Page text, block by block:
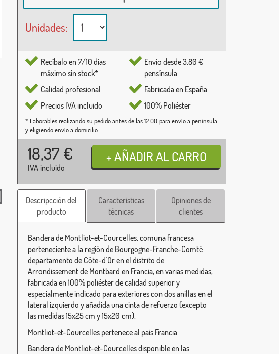
Unidades:
Recíbalo en 7/10 días
máximo sin stock*
Calidad profesional
Precios IVA incluido
Envío desde 3,80 €
pensínsula
Fabricada en España
100% Poliéster
* Laborables realizando su pedido antes de las 12:00 para envío a península
y eligiendo envío a domicilio.
18,37 €
IVA incluido
Descripcción del
producto
Características
técnicas
Opiniones de
clientes
Bandera de Montliot-et-Courcelles, comuna francesa
perteneciente a la región de Bourgogne-Franche-Comté
departamento de Côte-d´Or en el distrito de
Arrondissement de Montbard en Francia, en varias medidas,
fabricada en 100% poliéster de calidad superior y
especialmente indicado para exteriores con dos anillas en el
lateral izquierdo y añadida una cinta de refuerzo (excepto
las medidas 15x25 cm y 15x20 cm).
Montliot-et-Courcelles pertenece al país Francia
Bandera de Montliot-et-Courcelles disponible en las